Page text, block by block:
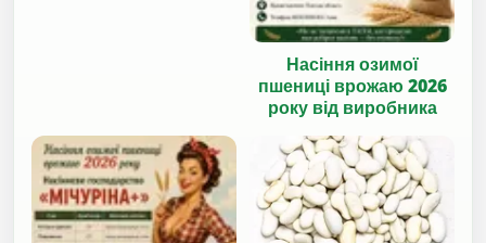
Насіння озимої
пшениці врожаю 2026
року від виробника